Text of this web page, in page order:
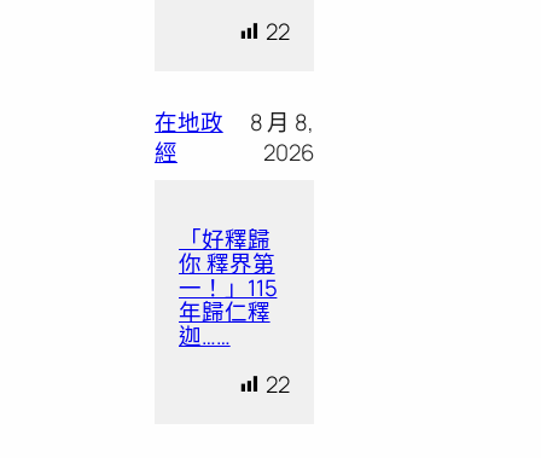
22
在地政
經
8 月 8,
2026
「好釋歸
你 釋界第
一！」115
年歸仁釋
迦……
22